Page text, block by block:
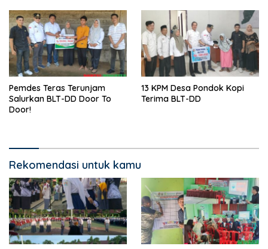
Pemdes Teras Terunjam
Salurkan BLT-DD Door To
Door!
13 KPM Desa Pondok Kopi
Terima BLT-DD
Rekomendasi untuk kamu